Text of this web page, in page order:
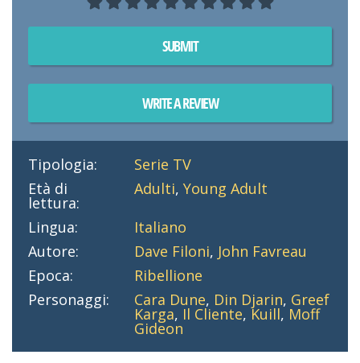
SUBMIT
WRITE A REVIEW
Tipologia:
Serie TV
Età di
lettura:
Adulti,Young Adult
Lingua:
Italiano
Autore:
Dave Filoni, John Favreau
Epoca:
Ribellione
Personaggi:
Cara Dune, Din Djarin, Greef
Karga, Il Cliente,Kuill, Moff
Gideon